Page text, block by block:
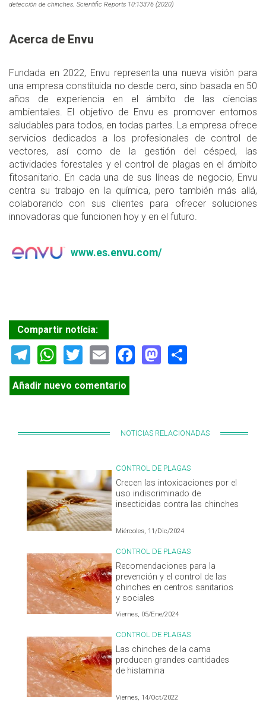
detección de chinches. Scientific Reports 10:13376 (2020)
Acerca de Envu
Fundada en 2022, Envu representa una nueva visión para
una empresa constituida no desde cero, sino basada en 50
años de experiencia en el ámbito de las ciencias
ambientales. El objetivo de Envu es promover entornos
saludables para todos, en todas partes. La empresa ofrece
servicios dedicados a los profesionales de control de
vectores, así como de la gestión del césped, las
actividades forestales y el control de plagas en el ámbito
fitosanitario. En cada una de sus líneas de negocio, Envu
centra su trabajo en la química, pero también más allá,
colaborando con sus clientes para ofrecer soluciones
innovadoras que funcionen hoy y en el futuro.
www.es.envu.com/
Compartir notícia:
Telegram
WhatsApp
TwitterEmailFacebook
Mastodon
Añadir nuevo comentario
NOTICIAS RELACIONADAS
CONTROL DE PLAGAS
Crecen las intoxicaciones por el
uso indiscriminado de
insecticidas contra las chinches
Miércoles, 11/Dic/2024
CONTROL DE PLAGAS
Recomendaciones para la
prevención y el control de las
chinches en centros sanitarios
y sociales
Viernes, 05/Ene/2024
CONTROL DE PLAGAS
Las chinches de la cama
producen grandes cantidades
de histamina
Viernes, 14/Oct/2022